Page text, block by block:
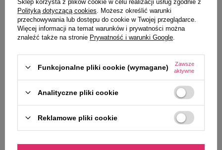
Mokra Karma dla psa Piper
Animals z kaczką i gruszką 500 g
7,99 zł 15,98 zł / kg
- +
Mokra Karma dla psa Piper
Animals z dziczyzną i dynią 500 g
7,99 zł 15,98 zł / kg
- +
Do koszyka
Sklep korzysta z plików cookie w celu realizacji usług zgodnie z
Polityką dotyczącą cookies . Możesz określić warunki
przechowywania lub dostępu do cookie w Twojej przeglądarce.
Więcej informacji na temat warunków i prywatności można
znaleźć także na stronie Prywatność i warunki Google
Funkcjonalne pliki cookie (wymagane)
Zawsze
aktywne
Analityczne pliki cookie
Reklamowe pliki cookie